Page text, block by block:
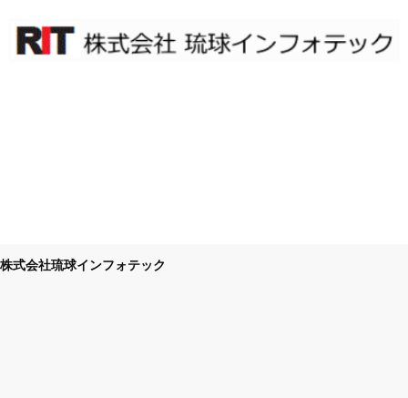
株式会社琉球インフォテック